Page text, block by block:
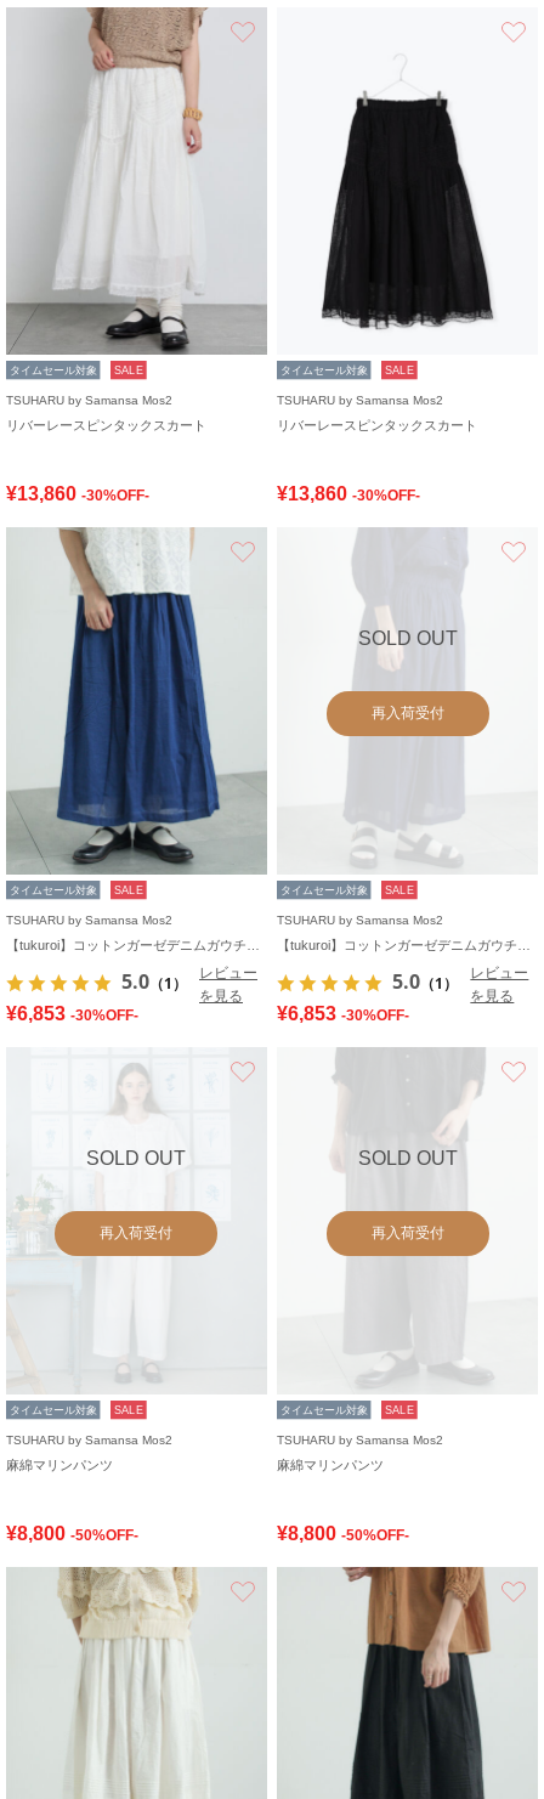
タイムセール対象 SALE
TSUHARU by Samansa Mos2
リバーレースピンタックスカート
¥13,860 -30%OFF-
タイムセール対象 SALE
TSUHARU by Samansa Mos2
リバーレースピンタックスカート
¥13,860 -30%OFF-
タイムセール対象 SALE
TSUHARU by Samansa Mos2
5.0 （1）
レビュー
を見る
¥6,853 -30%OFF-
SOLD OUT
再入荷受付
タイムセール対象 SALE
TSUHARU by Samansa Mos2
5.0 （1）
レビュー
を見る
¥6,853 -30%OFF-
SOLD OUT
再入荷受付
タイムセール対象 SALE
TSUHARU by Samansa Mos2
麻綿マリンパンツ
¥8,800 -50%OFF-
SOLD OUT
再入荷受付
タイムセール対象 SALE
TSUHARU by Samansa Mos2
麻綿マリンパンツ
¥8,800 -50%OFF-